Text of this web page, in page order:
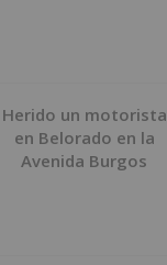
Herido un motorista
en Belorado en la
Avenida Burgos